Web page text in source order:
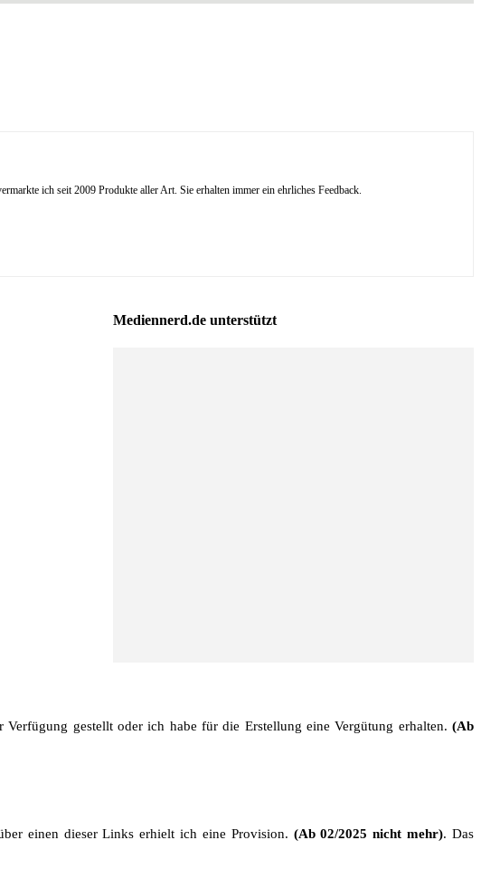
ich seit 2009 Produkte aller Art. Sie erhalten immer ein ehrliches Feedback.
Mediennerd.de unterstützt
gestellt oder ich habe für die Erstellung eine Vergütung erhalten. (Ab
einen dieser Links erhielt ich eine Provision. (Ab 02/2025 nicht mehr). Das